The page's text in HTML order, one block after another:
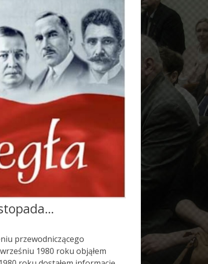
przewodniczącego
1980 roku objąłem